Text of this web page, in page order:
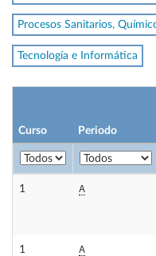
Procesos Sanitarios,
Tecnología e Informática
Curso Periodo
1 A
1 A